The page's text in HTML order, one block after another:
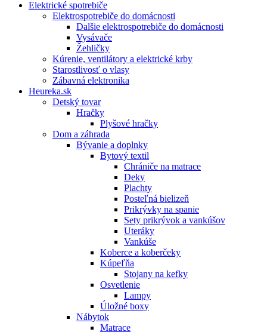
Elektrické spotrebiče
Elektrospotrebiče do domácnosti
Dalšie elektrospotrebiče do domácnosti
Vysávače
Žehličky
Kúrenie, ventilátory a elektrické krby
Starostlivosť o vlasy
Zábavná elektronika
Heureka.sk
Detský tovar
Hračky
Plyšové hračky
Dom a záhrada
Bývanie a doplnky
Bytový textil
Chrániče na matrace
Deky
Plachty
Posteľná bielizeň
Prikrývky na spanie
Sety prikrývok a vankúšov
Uteráky
Vankúše
Koberce a koberčeky
Kúpeľňa
Stojany na kefky
Osvetlenie
Lampy
Úložné boxy
Nábytok
Matrace